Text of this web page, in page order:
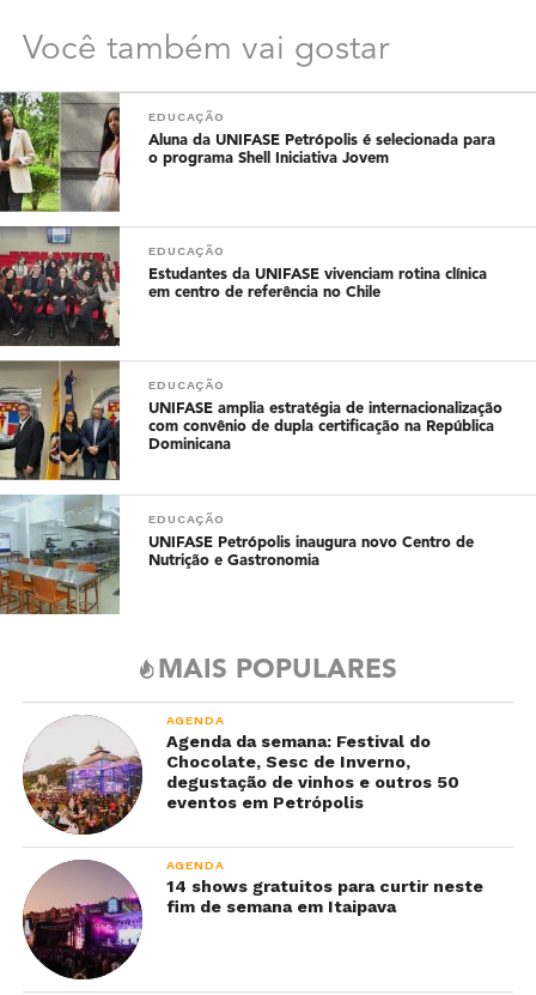
Você também vai gostar
EDUCAÇÃO
Aluna da UNIFASE Petrópolis é selecionada para
o programa Shell Iniciativa Jovem
EDUCAÇÃO
Estudantes da UNIFASE vivenciam rotina clínica
em centro de referência no Chile
EDUCAÇÃO
UNIFASE amplia estratégia de internacionalização
com convênio de dupla certificação na República
Dominicana
EDUCAÇÃO
UNIFASE Petrópolis inaugura novo Centro de
Nutrição e Gastronomia
MAIS POPULARES
AGENDA
Agenda da semana: Festival do
Chocolate, Sesc de Inverno,
degustação de vinhos e outros 50
eventos em Petrópolis
AGENDA
14 shows gratuitos para curtir neste
fim de semana em Itaipava